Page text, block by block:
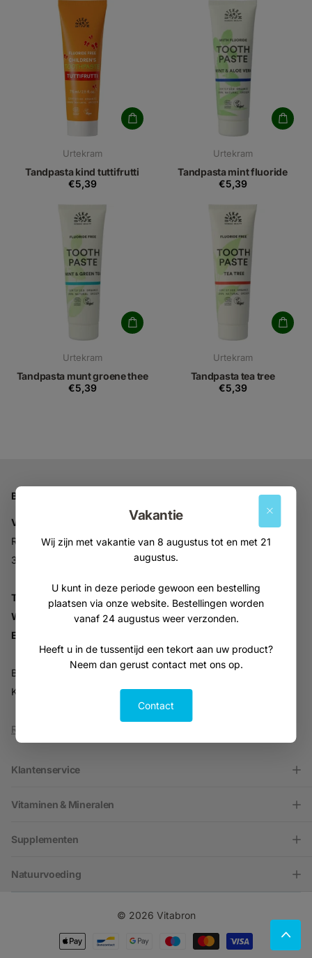
Vakantie
Wij zijn met vakantie van 8 augustus tot en met 21
augustus.
U kunt in deze periode gewoon een bestelling
plaatsen via onze website. Bestellingen worden
vanaf 24 augustus weer verzonden.
Heeft u in de tussentijd een tekort aan uw product?
Neem dan gerust contact met ons op.
Contact
Urtekram
Tandpasta kind tuttifrutti
€5,39
Urtekram
Tandpasta mint fluoride
€5,39
Urtekram
Tandpasta munt groene thee
€5,39
Urtekram
Tandpasta tea tree
€5,39
Klantenservice
Vitaminen & Mineralen
Supplementen
Natuurvoeding
Bedrijfsgegevens
Vitabron
Ravelijn 52
3905NV Veenendaal
Tel:
+31 (0)318 553946
Whatsapp:
06-30896937
Email:
BTW NL816914679B01
KVK 30216701
Reviews
© 2026 Vitabron